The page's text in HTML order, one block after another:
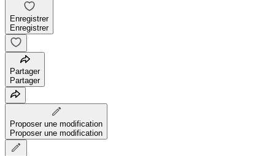
Enregistrer
Enregistrer
Partager
Partager
Proposer une modification
Proposer une modification